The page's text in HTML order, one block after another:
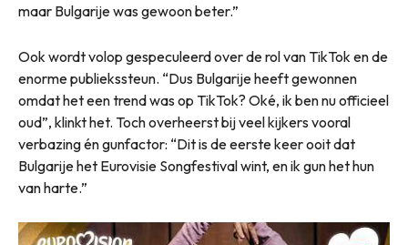
maar Bulgarije was gewoon beter.”
Ook wordt volop gespeculeerd over de rol van TikTok en de
enorme publiekssteun. “Dus Bulgarije heeft gewonnen
omdat het een trend was op TikTok? Oké, ik ben nu officieel
oud”, klinkt het. Toch overheerst bij veel kijkers vooral
verbazing én gunfactor: “Dit is de eerste keer ooit dat
Bulgarije het Eurovisie Songfestival wint, en ik gun het hun
van harte.”